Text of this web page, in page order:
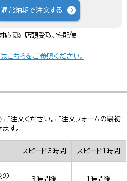
通常納期で注文する
応 店頭受取、宅配便
こちらをご参照ください。
注文ください。ご注文フォームの最初
す。
スピード3時間 スピード1時間
の
3時間後 1時間後